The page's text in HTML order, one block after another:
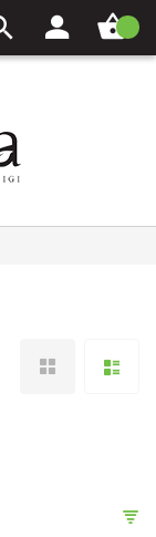
Carrello